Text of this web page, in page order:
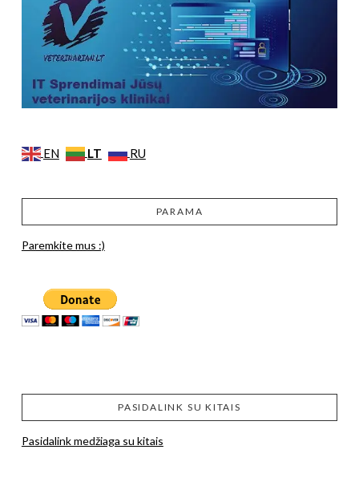
EN LT RU
PARAMA
Paremkite mus :)
PASIDALINK SU KITAIS
Pasidalink medžiaga su kitais